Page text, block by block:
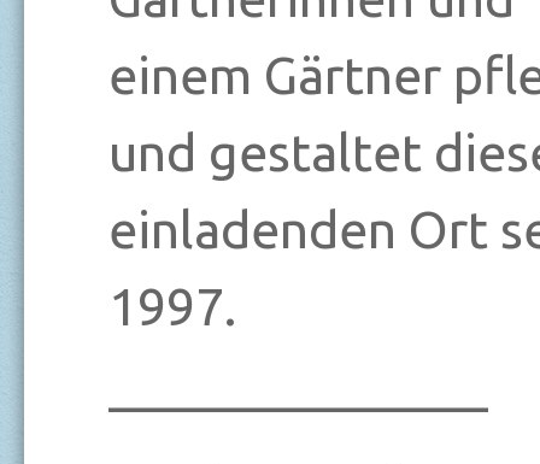
einem Gärtner
und gestaltet
einladenden Ort
1997.